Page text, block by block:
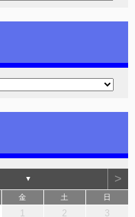
▼ >
金 土 日
1 2 3